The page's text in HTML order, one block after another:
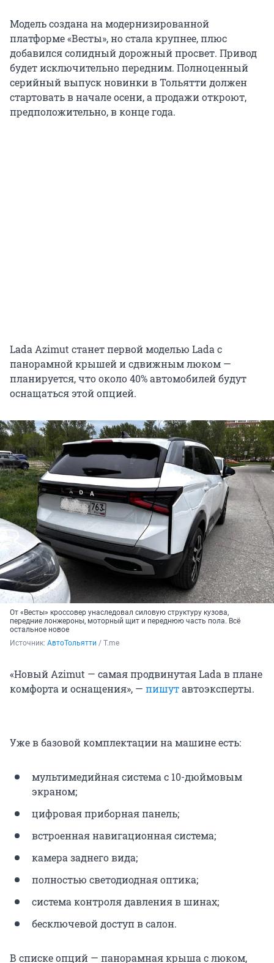
Модель создана на модернизированной
платформе «Весты», но стала крупнее, плюс
добавился солидный дорожный просвет. Привод
будет исключительно передним. Полноценный
серийный выпуск новинки в Тольятти должен
стартовать в начале осени, а продажи откроют,
предположительно, в конце года.
Lada Azimut станет первой моделью Lada с
панорамной крышей и сдвижным люком —
планируется, что около 40% автомобилей будут
оснащаться этой опцией.
От «Весты» кроссовер унаследовал силовую структуру кузова,
передние лонжероны, моторный щит и переднюю часть пола. Всё
остальное новое
Источник: АвтоТольятти / T.me
«Новый Azimut — самая продвинутая Lada в плане
комфорта и оснащения», — пишутавтоэксперты.
Уже в базовой комплектации на машине есть:
мультимедийная система с 10-дюймовым
экраном;
цифровая приборная панель;
встроенная навигационная система;
камера заднего вида;
полностью светодиодная оптика;
система контроля давления в шинах;
бесключевой доступ в салон.
В списке опций — панорамная крыша с люком,